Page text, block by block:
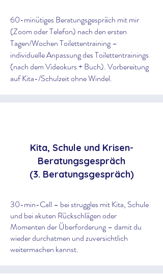
60-minütiges Beratungsgespräch mit mir
(Zoom oder Telefon) nach den ersten
Tagen/Wochen Toilettentraining –
individuelle Anpassung des Toilettentrainings
(nach dem Videokurs + Buch). Vorbereitung
auf Kita-/Schulzeit ohne Windel.
Kita, Schule und Krisen-
Beratungsgespräch
(3. Beratungsgespräch)
30-min-Call – bei struggles mit Kita, Schule
und bei akuten Rückschlägen oder
Momenten der Überforderung – damit du
wieder durchatmen und zuversichtlich
weitermachen kannst.